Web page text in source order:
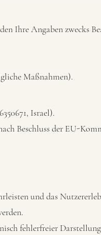
Ihre Angaben zwecks
Maßnahmen).
Israel).
Beschluss der EU-
und das
fehlerfreier